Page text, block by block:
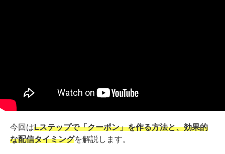
今回はLステップで「クーポン」を作る方法と、効果的
な配信タイミングを解説します。